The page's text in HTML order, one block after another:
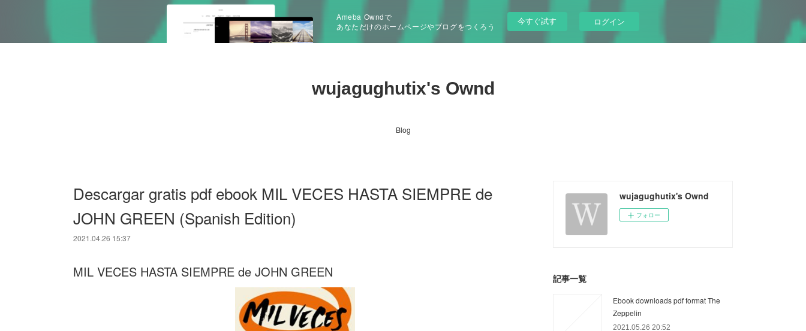
Ameba Owndで
あなただけのホームページやブログをつくろう
今すぐ試す ログイン
wujagughutix's Ownd
Blog
Descargar gratis pdf ebook MIL VECES HASTA SIEMPRE de
JOHN GREEN (Spanish Edition)
2021.04.26 15:37
MIL VECES HASTA SIEMPRE de JOHN GREEN
wujagughutix's Ownd
フォロー
記事一覧
Ebook downloads pdf format The
Zeppelin
2021.05.26 20:52